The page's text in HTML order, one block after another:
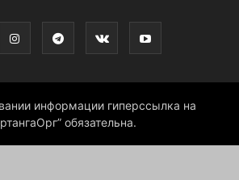
информации гиперссылка на
обязательна.